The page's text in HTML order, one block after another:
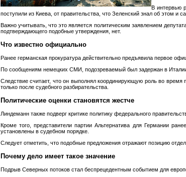
В интервью
поступили из Киева, от правительства, что Зеленский знал об этом и
Важно учитывать, что это является политическим заявлением
подтверждающего подобные утверждения, нет.
Что известно официально
Ранее германская прокуратура действительно предъявила первое
По сообщениям немецких СМИ, подозреваемый был задержан в Италии
Следствие считает, что он выполнял координирующую роль во
только после судебного разбирательства.
Политические оценки становятся жестче
Линдеманн также подверг критике политику федерального
Кроме того, представители партии Альтернатива для Германии
установлены в судебном порядке.
Следует отметить, что подобные предложения отражают позицию
Почему дело имеет такое значение
Подрыв Северных потоков стал беспрецедентным событием для